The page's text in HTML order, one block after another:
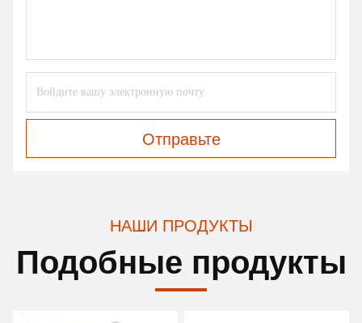
Отправьте
НАШИ ПРОДУКТЫ
Подобные продукты